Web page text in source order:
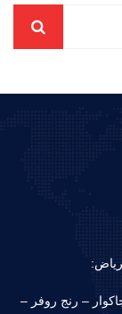
– رنج روفر –